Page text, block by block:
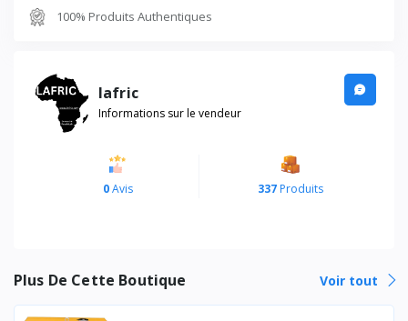
100% Produits Authentiques
lafric
Informations sur le vendeur
0Avis 337Produits
Plus De Cette Boutique Voir tout